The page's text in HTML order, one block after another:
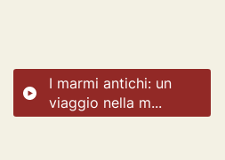
I marmi antichi: un
viaggio nella m...